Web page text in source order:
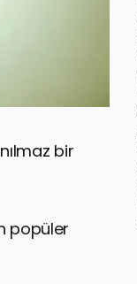
bir
popüler